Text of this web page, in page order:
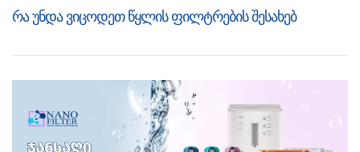
რა უნდა ვიცოდეთ წყლის ფილტრების შესახებ